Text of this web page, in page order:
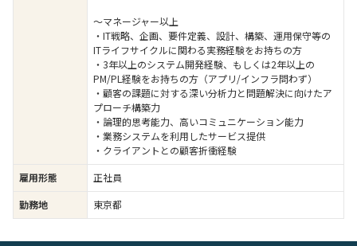
～マネージャー以上
・IT戦略、企画、要件定義、設計、構築、運用保守等の
ITライフサイクルに関わる実務経験をお持ちの方
・3年以上のシステム開発経験、もしくは2年以上の
PM/PL経験をお持ちの方（アプリ/インフラ問わず）
・顧客の課題に対する深い分析力と問題解決に向けたア
プローチ構築力
・論理的思考能力、高いコミュニケーション能力
・業務システムを利用したサービス提供
・クライアントとの顧客折衝経験
雇用形態
正社員
勤務地
東京都